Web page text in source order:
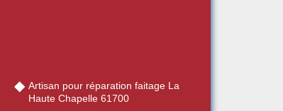
Artisan pour réparation faitage La
Haute Chapelle 61700